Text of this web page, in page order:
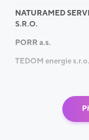
NATURAMED
S.R.O.
PORR a.s.
TEDOM energie s.r.o.